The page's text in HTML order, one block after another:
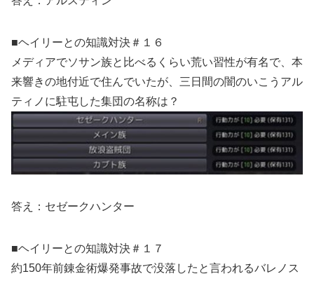
■ヘイリーとの知識対決＃１６
メディアでソサン族と比べるくらい荒い習性が有名で、本
来響きの地付近で住んでいたが、三日間の闇のいこうアル
ティノに駐屯した集団の名称は？
答え：セゼークハンター
■ヘイリーとの知識対決＃１７
約150年前錬金術爆発事故で没落したと言われるバレノス